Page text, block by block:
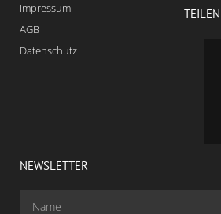
Impressum
AGB
Datenschutz
TEILEN
NEWSLETTER